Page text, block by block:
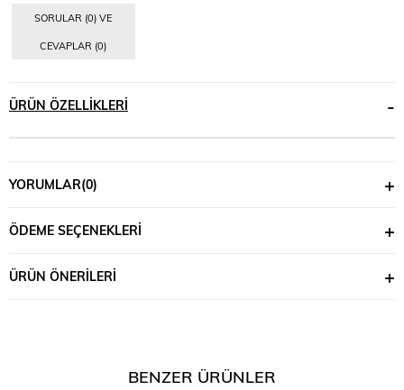
SORULAR (0) VE
CEVAPLAR (0)
ÜRÜN ÖZELLIKLERI
YORUMLAR(0)
ÖDEME SEÇENEKLERI
ÜRÜN ÖNERILERI
BENZER ÜRÜNLER